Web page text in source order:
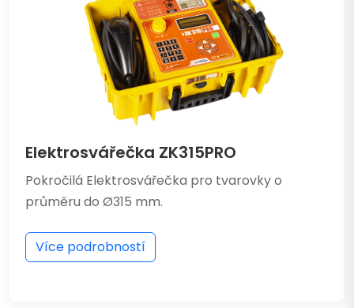
Elektrosvářečka ZK315PRO
Pokročilá Elektrosvářečka pro tvarovky o
průměru do Ø315 mm.
Více podrobností